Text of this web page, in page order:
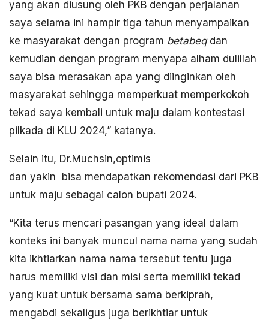
yang akan diusung oleh PKB dengan perjalanan
saya selama ini hampir tiga tahun menyampaikan
ke masyarakat dengan program betabeqdan
kemudian dengan program menyapa alham dulillah
saya bisa merasakan apa yang diinginkan oleh
masyarakat sehingga memperkuat memperkokoh
tekad saya kembali untuk maju dalam kontestasi
pilkada di KLU 2024,” katanya.
Selain itu, Dr.Muchsin,optimis
dan yakin bisa mendapatkan rekomendasi dari PKB
untuk maju sebagai calon bupati 2024.
“Kita terus mencari pasangan yang ideal dalam
konteks ini banyak muncul nama nama yang sudah
kita ikhtiarkan nama nama tersebut tentu juga
harus memiliki visi dan misi serta memiliki tekad
yang kuat untuk bersama sama berkiprah,
mengabdi sekaligus juga berikhtiar untuk